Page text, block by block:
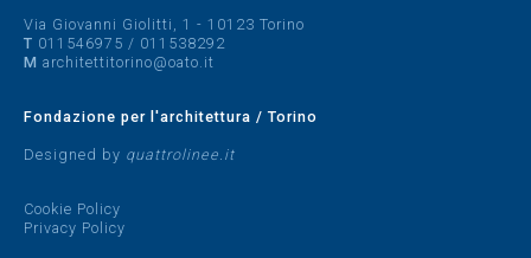
Via Giovanni Giolitti, 1 - 10123 Torino
T 011546975 / 011538292
M architettitorino@oato.it
Fondazione per l'architettura / Torino
Designed by quattrolinee.it
Cookie Policy
Privacy Policy